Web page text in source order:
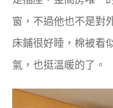
窗，不過他也不是對
床鋪很好睡，棉被看
氣，也挺溫暖的了。